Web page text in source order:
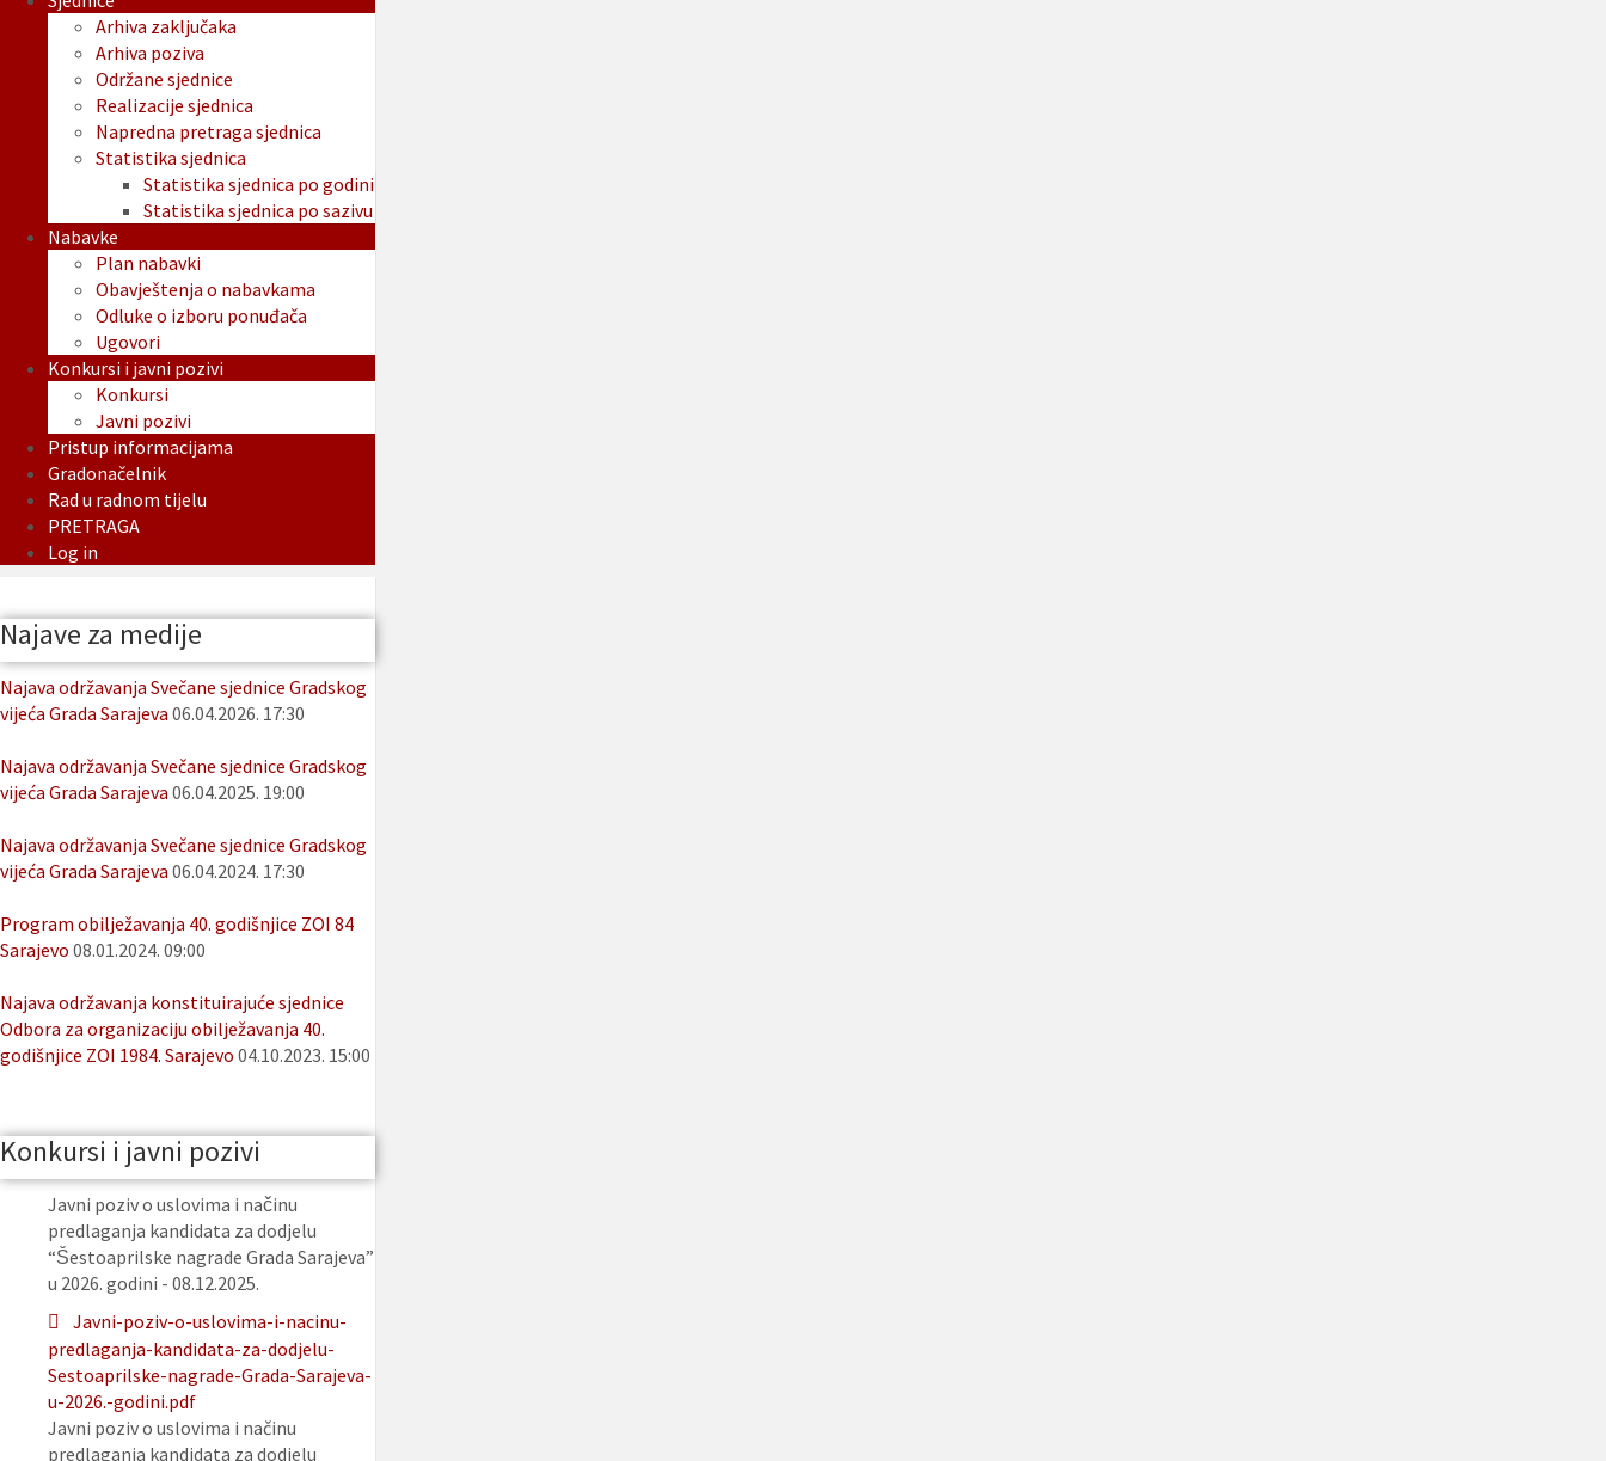
Arhiva zaključaka
Arhiva poziva
Održane sjednice
Realizacije sjednica
Napredna pretraga sjednica
Statistika sjednica
Statistika sjednica po godini
Statistika sjednica po sazivu
Nabavke
Plan nabavki
Obavještenja o nabavkama
Odluke o izboru ponuđača
Ugovori
Konkursi i javni pozivi
Konkursi
Javni pozivi
Pristup informacijama
Gradonačelnik
Rad u radnom tijelu
PRETRAGA
Log in
Najave za medije
Najava održavanja Svečane sjednice Gradskog
vijeća Grada Sarajeva 06.04.2026. 17:30
Najava održavanja Svečane sjednice Gradskog
vijeća Grada Sarajeva 06.04.2025. 19:00
Najava održavanja Svečane sjednice Gradskog
vijeća Grada Sarajeva 06.04.2024. 17:30
Program obilježavanja 40. godišnjice ZOI 84
Sarajevo 08.01.2024. 09:00
Najava održavanja konstituirajuće sjednice
Odbora za organizaciju obilježavanja 40.
godišnjice ZOI 1984. Sarajevo 04.10.2023. 15:00
Konkursi i javni pozivi
Javni poziv o uslovima i načinu
predlaganja kandidata za dodjelu
“Šestoaprilske nagrade Grada Sarajeva”
u 2026. godini - 08.12.2025.
Javni-poziv-o-uslovima-i-nacinu-
predlaganja-kandidata-za-dodjelu-
Sestoaprilske-nagrade-Grada-Sarajeva-
u-2026.-godini.pdf
Javni poziv o uslovima i načinu
predlaganja kandidata za dodjelu